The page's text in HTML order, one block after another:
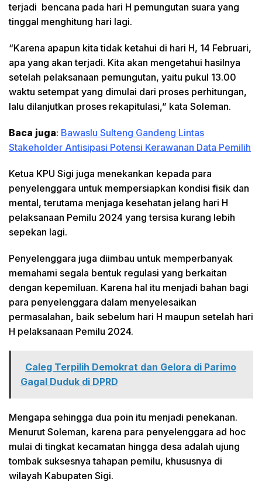
terjadi bencana pada hari H pemungutan suara yang
tinggal menghitung hari lagi.
“Karena apapun kita tidak ketahui di hari H, 14 Februari,
apa yang akan terjadi. Kita akan mengetahui hasilnya
setelah pelaksanaan pemungutan, yaitu pukul 13.00
waktu setempat yang dimulai dari proses perhitungan,
lalu dilanjutkan proses rekapitulasi,” kata Soleman.
Baca juga: Bawaslu Sulteng Gandeng Lintas
Stakeholder Antisipasi Potensi Kerawanan Data Pemilih
Ketua KPU Sigi juga menekankan kepada para
penyelenggara untuk mempersiapkan kondisi fisik dan
mental, terutama menjaga kesehatan jelang hari H
pelaksanaan Pemilu 2024 yang tersisa kurang lebih
sepekan lagi.
Penyelenggara juga diimbau untuk memperbanyak
memahami segala bentuk regulasi yang berkaitan
dengan kepemiluan. Karena hal itu menjadi bahan bagi
para penyelenggara dalam menyelesaikan
permasalahan, baik sebelum hari H maupun setelah hari
H pelaksanaan Pemilu 2024.
Caleg Terpilih Demokrat dan Gelora di Parimo
Gagal Duduk di DPRD
Mengapa sehingga dua poin itu menjadi penekanan.
Menurut Soleman, karena para penyelenggara ad hoc
mulai di tingkat kecamatan hingga desa adalah ujung
tombak suksesnya tahapan pemilu, khususnya di
wilayah Kabupaten Sigi.